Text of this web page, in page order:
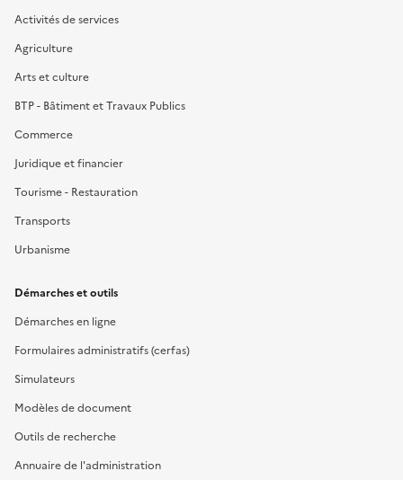
Activités de services
Agriculture
Arts et culture
BTP - Bâtiment et Travaux Publics
Commerce
Juridique et financier
Tourisme - Restauration
Transports
Urbanisme
Démarches et outils
Démarches en ligne
Formulaires administratifs (cerfas)
Simulateurs
Modèles de document
Outils de recherche
Annuaire de l'administration